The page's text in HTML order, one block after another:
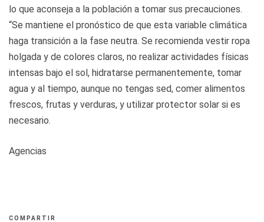
lo que aconseja a la población a tomar sus precauciones.
“Se mantiene el pronóstico de que esta variable climática
haga transición a la fase neutra. Se recomienda vestir ropa
holgada y de colores claros, no realizar actividades físicas
intensas bajo el sol, hidratarse permanentemente, tomar
agua y al tiempo, aunque no tengas sed, comer alimentos
frescos, frutas y verduras, y utilizar protector solar si es
necesario.
Agencias
COMPARTIR